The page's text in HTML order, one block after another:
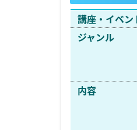
講座・イベン
ジャンル
内容